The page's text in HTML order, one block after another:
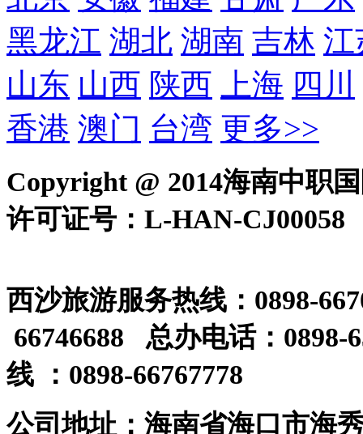
手机端二维码
13687593008
13389802340
（手机号同微信）
北京 安徽 福建 甘肃
黑龙江 湖北 湖南 吉林 江